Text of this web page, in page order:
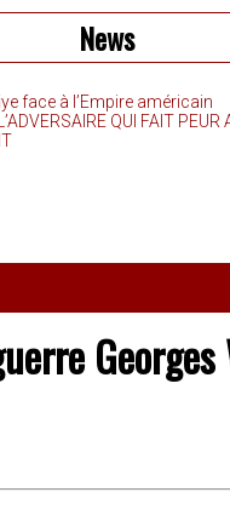
News
face à l’Empire américain
QUI FAIT PEUR
Georges